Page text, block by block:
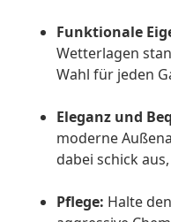
Funktionale
Wetterlagen
Wahl für jeden
Eleganz und
moderne
dabei schick
Pflege: Halte